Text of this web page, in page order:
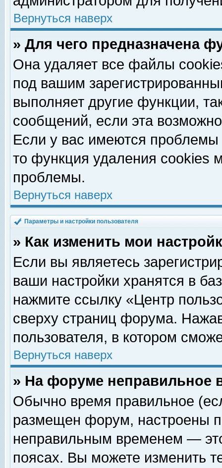
Вернуться наверх
» Для чего предназначена
Она удаляет все файлы
под вашим
выполняет другие функции,
сообщений, если эта
Если у вас имеются
то функция удаления cookies
проблемы.
Вернуться наверх
Параметры и настройки пользователя
» Как изменить мои
Если вы являетесь
ваши настройки хранятся в
нажмите ссылку «Центр
сверху страниц форума.
пользователя, в котором
Вернуться наверх
» На форуме неправильное
Обычно время правильное
размещен форум, настроены
неправильным временем —
поясах. Вы можете изменить